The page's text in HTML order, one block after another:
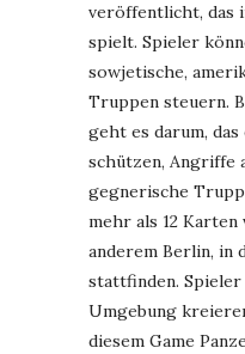
veröffentlicht, das
spielt. Spieler
sowjetische,
Truppen steuern.
geht es darum,
schützen, Angriffe
gegnerische
mehr als 12
anderem Berlin, in
stattfinden.
Umgebung
diesem Game